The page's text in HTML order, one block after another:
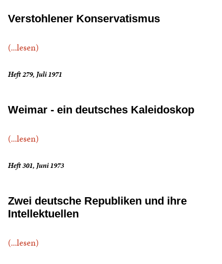
Verstohlener Konservatismus
(...lesen)
Heft 279, Juli 1971
Weimar - ein deutsches Kaleidoskop
(...lesen)
Heft 301, Juni 1973
Zwei deutsche Republiken und ihre
Intellektuellen
(...lesen)